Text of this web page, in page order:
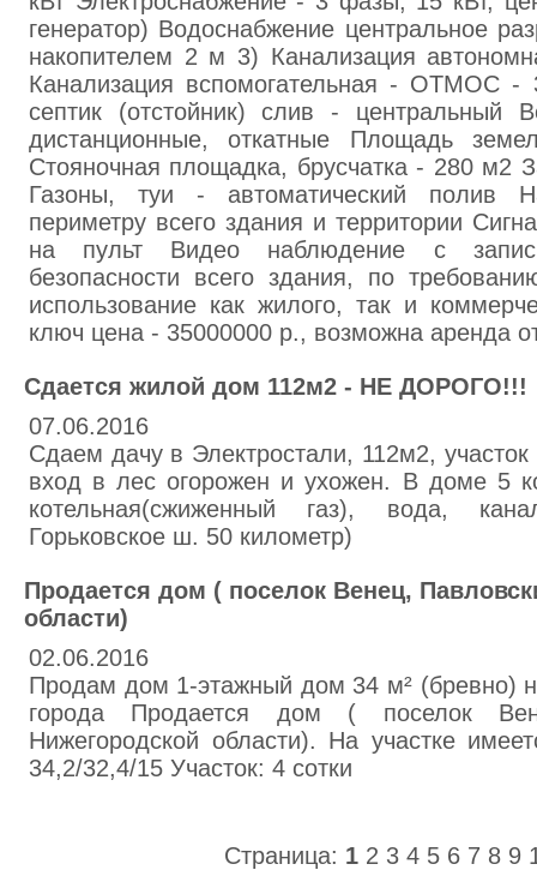
генератор) Водоснабжение центральное
накопителем 2 м 3) Канализация
Канализация вспомогательная - ОТМОС
септик (отстойник) слив - центральный
дистанционные, откатные Площадь
Стояночная площадка, брусчатка - 280 м2
Газоны, туи - автоматический полив
периметру всего здания и территории
на пульт Видео наблюдение с
безопасности всего здания, по
использование как жилого, так и
ключ цена - 35000000 р., возможна аренда
Сдается жилой дом 112м2 - НЕ ДОРОГО!!!
07.06.2016
Сдаем дачу в Электростали, 112м2,
вход в лес огорожен и ухожен. В доме 5
котельная(сжиженный газ), вода,
Горьковское ш. 50 километр)
Продается дом ( поселок Венец,
области)
02.06.2016
Продам дом 1-этажный дом 34 м² (бревно)
города Продается дом ( поселок
Нижегородской области). На участке
34,2/32,4/15 Участок: 4 сотки
Страница: 1 2 3 4 5 6 7 8 9